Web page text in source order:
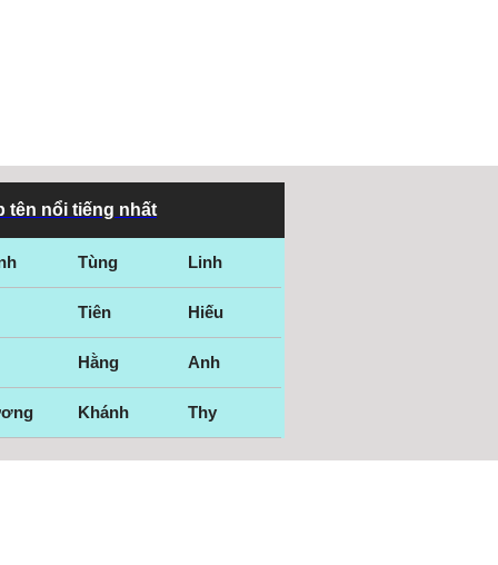
tên nổi tiếng nhất
Tùng Linh
Tiên Hiếu
Hằng Anh
Khánh Thy